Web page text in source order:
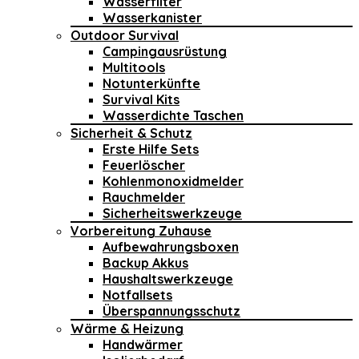
Wasserkanister
Outdoor Survival
Campingausrüstung
Multitools
Notunterkünfte
Survival Kits
Wasserdichte Taschen
Sicherheit & Schutz
Erste Hilfe Sets
Feuerlöscher
Kohlenmonoxidmelder
Rauchmelder
Sicherheitswerkzeuge
Vorbereitung Zuhause
Aufbewahrungsboxen
Backup Akkus
Haushaltswerkzeuge
Notfallsets
Überspannungsschutz
Wärme & Heizung
Handwärmer